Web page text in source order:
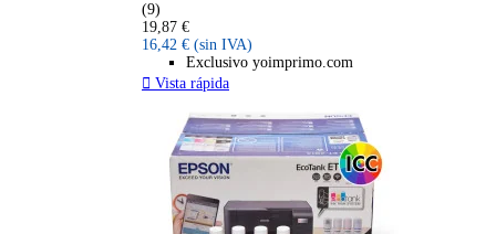
(9)
19,87 €
16,42 € (sin IVA)
Exclusivo yoimprimo.com
 Vista rápida